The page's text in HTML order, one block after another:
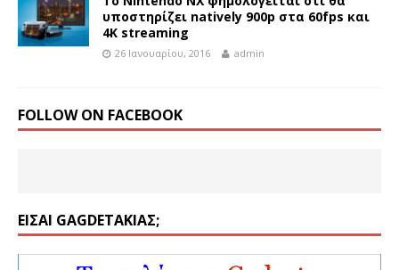
υποστηρίζει natively 900p στα 60fps και
4Κ streaming
26 Ιανουαρίου, 2016 admin
FOLLOW ON FACEBOOK
ΕΊΣΑΙ GAGDETΆΚΙΑΣ;